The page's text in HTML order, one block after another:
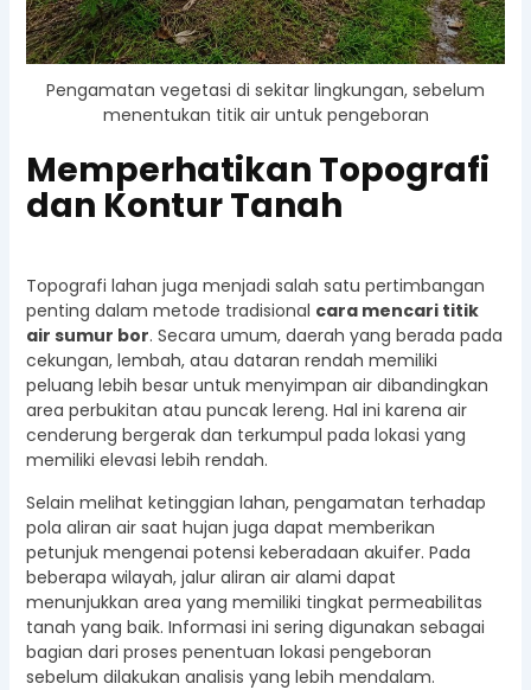
Pengamatan vegetasi di sekitar lingkungan, sebelum
menentukan titik air untuk pengeboran
Memperhatikan Topografi
dan Kontur Tanah
Topografi lahan juga menjadi salah satu pertimbangan
penting dalam metode tradisional cara mencari titik
air sumur bor. Secara umum, daerah yang berada pada
cekungan, lembah, atau dataran rendah memiliki
peluang lebih besar untuk menyimpan air dibandingkan
area perbukitan atau puncak lereng. Hal ini karena air
cenderung bergerak dan terkumpul pada lokasi yang
memiliki elevasi lebih rendah.
Selain melihat ketinggian lahan, pengamatan terhadap
pola aliran air saat hujan juga dapat memberikan
petunjuk mengenai potensi keberadaan akuifer. Pada
beberapa wilayah, jalur aliran air alami dapat
menunjukkan area yang memiliki tingkat permeabilitas
tanah yang baik. Informasi ini sering digunakan sebagai
bagian dari proses penentuan lokasi pengeboran
sebelum dilakukan analisis yang lebih mendalam.